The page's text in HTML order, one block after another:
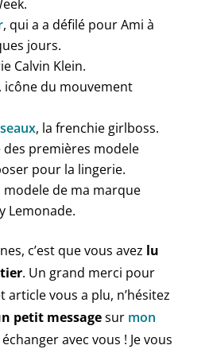
, qui a a défilé pour Ami à
jours.
Calvin Klein.
, icône du mouvement
, la frenchie girlboss.
des premières modele
pour la lingerie.
modele de ma marque
Lemonade.
c’est que vous avez lu
. Un grand merci pour
article vous a plu, n’hésitez
petit messagesur mon
échanger avec vous ! Je vous